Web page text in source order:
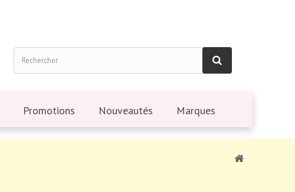
Promotions Nouveautés Marques